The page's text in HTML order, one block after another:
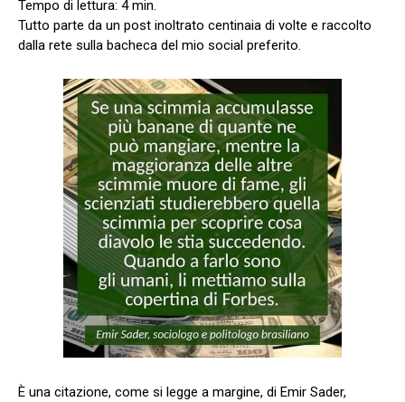
Tutto parte da un post inoltrato centinaia di volte e raccolto
dalla rete sulla bacheca del mio social preferito.
È una citazione, come si legge a margine, di Emir Sader,